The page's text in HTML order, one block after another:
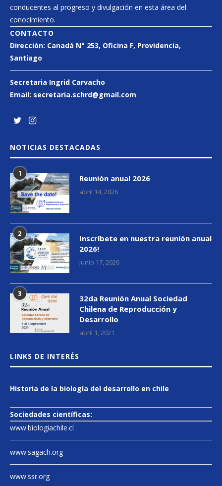
conducentes al progreso y divulgación en esta área del
conocimiento.
CONTACTO
Dirección: Canadá N° 253, Oficina F, Providencia,
Santiago
Secretaria Ingrid Carvacho
Email: secretaria.schrd@gmail.com
NOTICIAS DESTACADAS
1 Reunión anual 2026
abril 14, 2026
2
Inscríbete en nuestra reunión anual
2026!
junio 17, 2026
3
32da Reunión Anual Sociedad
Chilena de Reproducción y
Desarrollo
abril 1, 2021
LINKS DE INTERÉS
Historia de la biología del desarrollo en chile
Sociedades científicas:
www.biologiachile.cl
www.sagach.org
www.ssr.org